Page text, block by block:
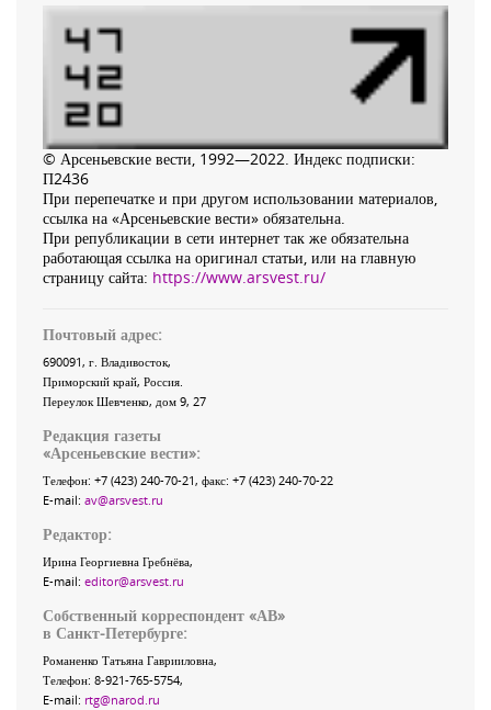
© Арсеньевские вести, 1992—2022. Индекс подписки:
П2436
При перепечатке и при другом использовании материалов,
ссылка на «Арсеньевские вести» обязательна.
При републикации в сети интернет так же обязательна
работающая ссылка на оригинал статьи, или на главную
страницу сайта: https://www.arsvest.ru/
Почтовый адрес:
690091, г. Владивосток,
Приморский край, Россия
Переулок Шевченко, дом 9, 27
Редакция газеты
«Арсеньевские вести»:
Телефон: +7 (423) 240-70-21, факс: +7 (423) 240-70-22
E-mail: av@arsvest.ru
Редактор:
Ирина Георгиевна Гребнёва,
E-mail: editor@arsvest.ru
Собственный корреспондент «АВ»
в Санкт-Петербурге:
Романенко Татьяна Гаврииловна,
Телефон: 8-921-765-5754,
E-mail: rtg@narod.ru